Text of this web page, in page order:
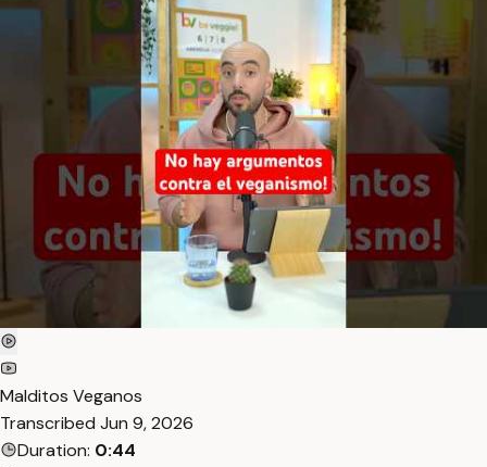
Malditos Veganos
Transcribed Jun 9, 2026
Duration: 0:44